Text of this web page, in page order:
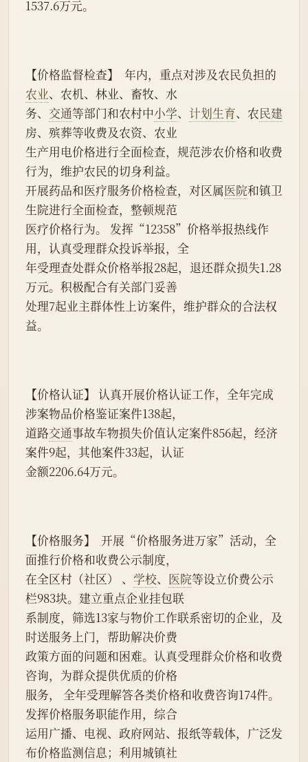
1537.6万元。
【价格监督检查】  年内，重点对涉及农民负担的
农业、农机、林业、畜牧、水
务、 交通等部门和农村中小学、 计划生育、农民建
房、殡葬等收费及农资、农业
生产用电价格进行全面检查，规范涉农价格和收费
行为，维护农民的切身利益。
开展药品和医疗服务价格检查，对区属医院和镇卫
生院进行全面检查，整顿规范
医疗价格行为。 发挥“12358”价格举报热线作
用，认真受理群众投诉举报，全
年受理查处群众价格举报28起，退还群众损失1.28
万元。积极配合有关部门妥善
处理7起业主群体性上访案件，维护群众的合法权
益。
【价格认证】 认真开展价格认证工作，全年完成
涉案物品价格鉴证案件138起，
道路交通事故车物损失价值认定案件856起，经济
案件9起，其他案件33起，认证
金额2206.64万元。
【价格服务】  开展“价格服务进万家”活动，全
面推行价格和收费公示制度，
在全区村（社区） 、 学校、 医院等设立价费公示
栏983块。建立重点企业挂包联
系制度，筛选13家与物价工作联系密切的企业，及
时送服务上门，帮助解决价费
政策方面的问题和困难。认真受理群众价格和收费
咨询，为群众提供优质的价格
服务， 全年受理解答各类价格和收费咨询174件。
发挥价格服务职能作用，综合
运用广播、电视、政府网站、报纸等载体，广泛发
布价格监测信息；利用城镇社